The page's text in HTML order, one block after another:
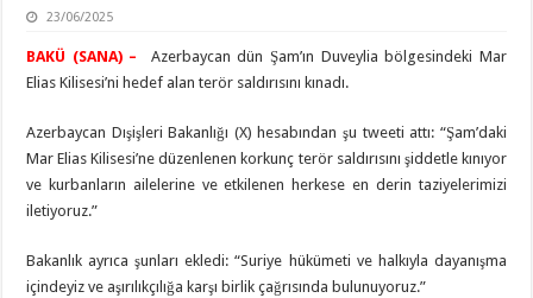
23/06/2025
BAKÜ (SANA) – Azerbaycan dün Şam’ın Duveylia bölgesindeki Mar
Elias Kilisesi’ni hedef alan terör saldırısını kınadı.
Azerbaycan Dışişleri Bakanlığı (X) hesabından şu tweeti attı: “Şam’daki
Mar Elias Kilisesi’ne düzenlenen korkunç terör saldırısını şiddetle kınıyor
ve kurbanların ailelerine ve etkilenen herkese en derin taziyelerimizi
iletiyoruz.”
Bakanlık ayrıca şunları ekledi: “Suriye hükümeti ve halkıyla dayanışma
içindeyiz ve aşırılıkçılığa karşı birlik çağrısında bulunuyoruz.”